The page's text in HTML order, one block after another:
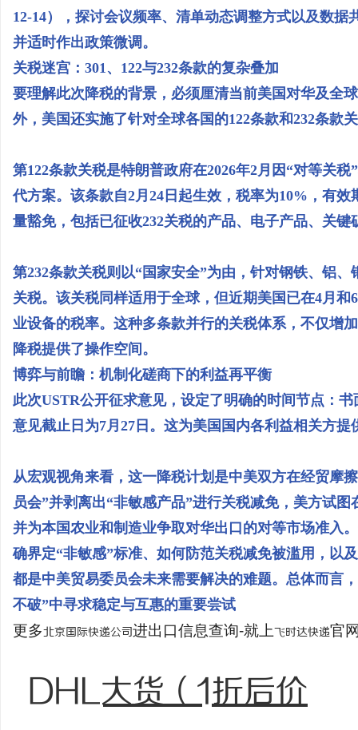
12-14），探讨会议频率、清单动态调整方式以及数
并适时作出政策微调。
关税迷宫：301、122与232条款的复杂叠加
要理解此次降税的背景，必须厘清当前美国对华及全
外，美国还实施了针对全球各国的122条款和232条款
第122条款关税是特朗普政府在2026年2月因“对等关
代方案。该条款自2月24日起生效，税率为10%，有
量豁免，包括已征收232关税的产品、电子产品、关
第232条款关税则以“国家安全”为由，针对钢铁、铝
关税。该关税同样适用于全球，但近期美国已在4月
业设备的税率。这种多条款并行的关税体系，不仅增
降税提供了操作空间。
博弈与前瞻：机制化磋商下的利益再平衡
此次USTR公开征求意见，设定了明确的时间节点：
意见截止日为7月27日。这为美国国内各利益相关方提
从宏观视角来看，这一降税计划是中美双方在经贸摩
员会”并剥离出“非敏感产品”进行关税减免，美方试
并为本国农业和制造业争取对华出口的对等市场准入
确界定“非敏感”标准、如何防范关税减免被滥用，以
都是中美贸易委员会未来需要解决的难题。总体而言
不破”中寻求稳定与互惠的重要尝试
更多北京国际快递公司进出口信息查询-就上飞时达快递官
DHL大货（1折后价